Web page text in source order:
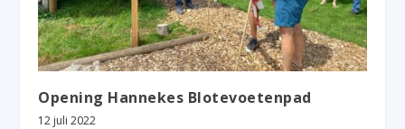
Opening Hannekes Blotevoetenpad
12 juli 2022